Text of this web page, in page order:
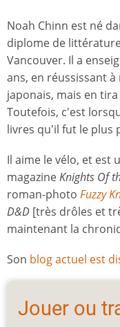
Noah Chinn est né
diplome de
Vancouver. Il a
ans, en réussissant
japonais, mais en
Toutefois, c'est
livres qu'il fut le plus
Il aime le vélo, et
magazineKnights Of
roman-photo Fuzzy
D&D [très drôles et
maintenant la
Son blog actuel est
Jouer ou